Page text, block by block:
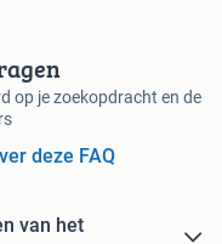
op je zoekopdracht en de
deze FAQ
van het